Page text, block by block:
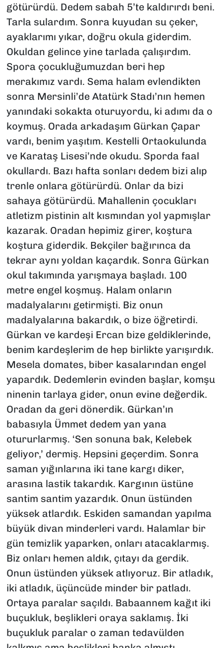
götürürdü. Dedem sabah 5’te kaldırırdı beni.
Tarla sulardım. Sonra kuyudan su çeker,
ayaklarımı yıkar, doğru okula giderdim.
Okuldan gelince yine tarlada çalışırdım.
Spora çocukluğumuzdan beri hep
merakımız vardı. Sema halam evlendikten
sonra Mersinli’de Atatürk Stadı’nın hemen
yanındaki sokakta oturuyordu, ki adımı da o
koymuş. Orada arkadaşım Gürkan Çapar
vardı, benim yaşıtım. Kestelli Ortaokulunda
ve Karataş Lisesi’nde okudu. Sporda faal
okullardı. Bazı hafta sonları dedem bizi alıp
trenle onlara götürürdü. Onlar da bizi
sahaya götürürdü. Mahallenin çocukları
atletizm pistinin alt kısmından yol yapmışlar
kazarak. Oradan hepimiz girer, koştura
koştura giderdik. Bekçiler bağırınca da
tekrar aynı yoldan kaçardık. Sonra Gürkan
okul takımında yarışmaya başladı. 100
metre engel koşmuş. Halam onların
madalyalarını getirmişti. Biz onun
madalyalarına bakardık, o bize öğretirdi.
Gürkan ve kardeşi Ercan bize geldiklerinde,
benim kardeşlerim de hep birlikte yarışırdık.
Mesela domates, biber kasalarından engel
yapardık. Dedemlerin evinden başlar, komşu
ninenin tarlaya gider, onun evine değerdik.
Oradan da geri dönerdik. Gürkan’ın
babasıyla Ümmet dedem yan yana
otururlarmış. ‘Sen sonuna bak, Kelebek
geliyor,’ dermiş. Hepsini geçerdim. Sonra
saman yığınlarına iki tane kargı diker,
arasına lastik takardık. Kargının üstüne
santim santim yazardık. Onun üstünden
yüksek atlardık. Eskiden samandan yapılma
büyük divan minderleri vardı. Halamlar bir
gün temizlik yaparken, onları atacaklarmış.
Biz onları hemen aldık, çıtayı da gerdik.
Onun üstünden yüksek atlıyoruz. Bir atladık,
iki atladık, üçüncüde minder bir patladı.
Ortaya paralar saçıldı. Babaannem kağıt iki
buçukluk, beşlikleri oraya saklamış. İki
buçukluk paralar o zaman tedavülden